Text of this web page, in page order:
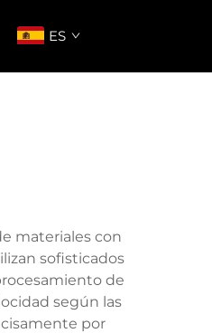
ES
materiales con
sofisticados
de
según las
por